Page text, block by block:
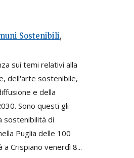
Sostenibili,
sui temi relativi alla
dell'arte sostenibile,
e della
Sono questi gli
sostenibilità di
Puglia delle 100
Crispiano venerdì 8...